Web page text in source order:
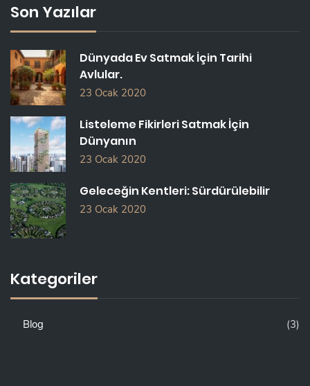
H
F
:
Son Yazılar
Dünyada Ev Satmak İçin Tarihi
Avlular.
23 Ocak 2020
Listeleme Fikirleri Satmak İçin
Dünyanın
23 Ocak 2020
Geleceğin Kentleri: Sürdürülebilir
23 Ocak 2020
Kategoriler
Blog (3)